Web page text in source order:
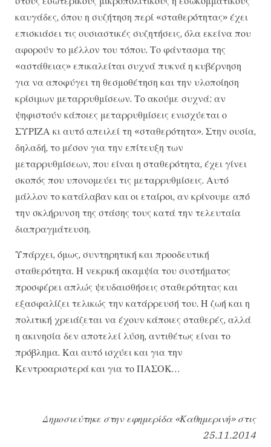
καυγάδες, όπου η συζήτηση περί «σταθερότητας» έχει
επισκιάσει τις ουσιαστικές συζητήσεις, όλα εκείνα που
αφορούν το μέλλον του τόπου. Το φάντασμα της
«αστάθειας» επικαλείται συχνά πυκνά η κυβέρνηση
για να αποφύγει τη θεσμοθέτηση και την υλοποίηση
κρίσιμων μεταρρυθμίσεων. Το ακούμε συχνά: αν
ψηφιστούν κάποιες μεταρρυθμίσεις ενισχύεται ο
ΣΥΡΙΖΑ κι αυτό απειλεί τη «σταθερότητα». Στην ουσία,
δηλαδή, το μέσον για την επίτευξη των
μεταρρυθμίσεων, που είναι η σταθερότητα, έχει γίνει
σκοπός που υπονομεύει τις μεταρρυθμίσεις. Αυτό
μάλλον το κατάλαβαν και οι εταίροι, αν κρίνουμε από
την σκλήρυνση της στάσης τους κατά την τελευταία
διαπραγμάτευση.
Υπάρχει, όμως, συντηρητική και προοδευτική
σταθερότητα. Η νεκρική ακαμψία του συστήματος
προσφέρει απλώς ψευδαισθήσεις σταθερότητας και
εξασφαλίζει τελικώς την κατάρρευσή του. Η ζωή και η
πολιτική χρειάζεται να έχουν κάποιες σταθερές, αλλά
η ακινησία δεν αποτελεί λύση, αντιθέτως είναι το
πρόβλημα. Και αυτό ισχύει και για την
Κεντροαριστερά και για το ΠΑΣΟΚ…
Δημοσιεύτηκε στην εφημερίδα «Καθημερινή» στις
25.11.2014